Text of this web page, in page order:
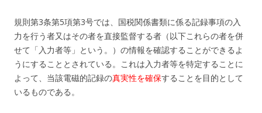
規則第3条第5項第3号では、国税関係書類に係る記録事項の入
力を行う者又はその者を直接監督する者（以下これらの者を併
せて「入力者等」という。）の情報を確認することができるよ
うにすることとされている。これは入力者等を特定することに
よって、当該電磁的記録の真実性を確保することを目的として
いるものである。